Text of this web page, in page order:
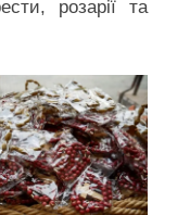
розарії та